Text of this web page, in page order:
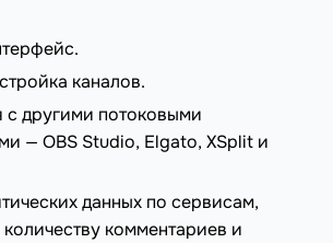
каналов.
с другими потоковыми
— OBS Studio, Elgato, XSplit и
данных по сервисам,
комментариев и